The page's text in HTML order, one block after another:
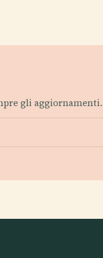
gli aggiornamenti.